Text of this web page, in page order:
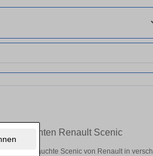
gebrauchten Renault Scenic
Sie gebrauchte Scenic von Renault in